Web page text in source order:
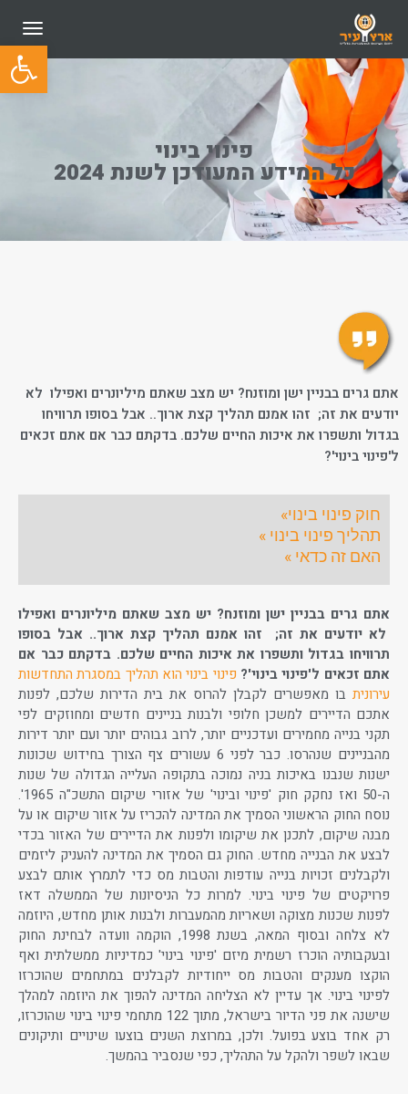
פתח
תפריט
פינוי בינוי
כל המידע המעודכן לשנת 2024
חוק פינוי בינוי»
תהליך פינוי בינוי »
האם זה כדאי »
אתם גרים בבניין ישן ומוזנח? יש מצב שאתם מיליונרים ואפילו
לא יודעים את זה; זהו אמנם תהליך קצת ארוך.. אבל בסופו
תרוויחו בגדול ותשפרו את איכות החיים שלכם. בדקתם כבר אם
אתם זכאים ל'פינוי בינוי'? פינוי בינוי הוא תהליך במסגרת התחדשות
עירונית בו מאפשרים לקבלן להרוס את בית הדירות שלכם, לפנות
אתכם הדיירים למשכן חלופי ולבנות בניינים חדשים ומחוזקים לפי
תקני בנייה מחמירים ועדכניים יותר, לרוב גבוהים יותר ועם יותר דירות
מהבניינים שנהרסו. כבר לפני 6 עשורים צף הצורך בחידוש שכונות
ישנות שנבנו באיכות בניה נמוכה בתקופה העלייה הגדולה של שנות
ה-50 ואז נחקק חוק 'פינוי ובינוי' של אזורי שיקום התשכ"ה 1965'.
נוסח החוק הראשוני הסמיך את המדינה להכריז על אזור שיקום או על
מבנה שיקום, לתכנן את שיקומו ולפנות את הדיירים של האזור בכדי
לבצע את הבנייה מחדש. החוק גם הסמיך את המדינה להעניק ליזמים
ולקבלנים זכויות בנייה עודפות והטבות מס כדי לתמרץ אותם לבצע
פרויקטים של פינוי בינוי. למרות כל הניסיונות של הממשלה דאז
לפנות שכנות מצוקה ושאריות מהמעברות ולבנות אותן מחדש, היוזמה
לא צלחה ובסוף המאה, בשנת 1998, הוקמה וועדה לבחינת החוק
ובעקבותיה הוכרז רשמית מיזם 'פינוי בינוי' כמדיניות ממשלתית ואף
הוקצו מענקים והטבות מס ייחודיות לקבלנים במתחמים שהוכרזו
לפינוי בינוי. אך עדיין לא הצליחה המדינה להפוך את היוזמה למהלך
שישנה את פני הדיור בישראל, מתוך 122 מתחמי פינוי בינוי שהוכרזו,
רק אחד בוצע בפועל. ולכן, במרוצת השנים בוצעו שינויים ותיקונים
שבאו לשפר ולהקל על התהליך, כפי שנסביר בהמשך.
אתם גרים בבניין ישן ומוזנח? יש מצב שאתם מיליונרים ואפילו לא
יודעים את זה; זהו אמנם תהליך קצת ארוך.. אבל בסופו תרוויחו
בגדול ותשפרו את איכות החיים שלכם. בדקתם כבר אם אתם זכאים
ל'פינוי בינוי'?